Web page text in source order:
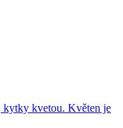
kytky kvetou. Květen je